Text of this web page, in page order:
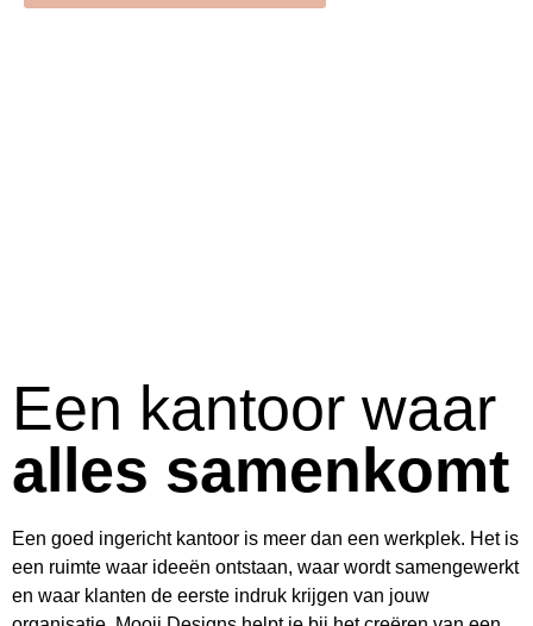
Een kantoor waar
alles samenkomt
Een goed ingericht kantoor is meer dan een werkplek. Het is
een ruimte waar ideeën ontstaan, waar wordt samengewerkt
en waar klanten de eerste indruk krijgen van jouw